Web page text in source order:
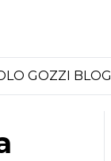
GOZZI BLOG